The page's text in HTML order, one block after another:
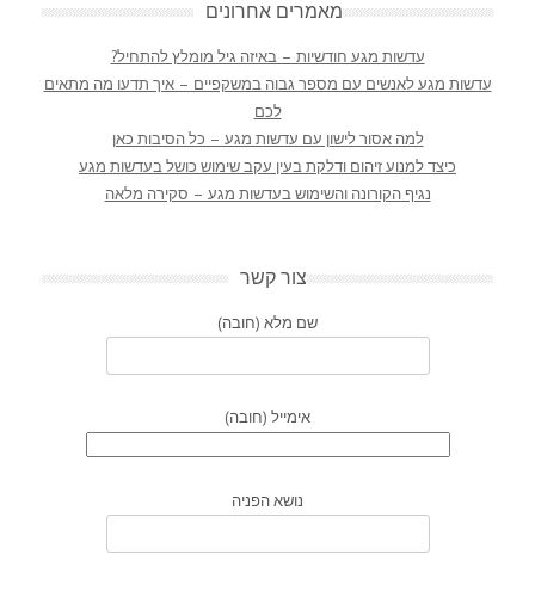
מאמרים אחרונים
עדשות מגע חודשיות – באיזה גיל מומלץ להתחיל?
עדשות מגע לאנשים עם מספר גבוה במשקפיים – איך תדעו מה מתאים
לכם
למה אסור לישון עם עדשות מגע – כל הסיבות כאן
כיצד למנוע זיהום ודלקת בעין עקב שימוש כושל בעדשות מגע
נגיף הקורונה והשימוש בעדשות מגע – סקירה מלאה
צור קשר
שם מלא (חובה)
אימייל (חובה)
נושא הפניה